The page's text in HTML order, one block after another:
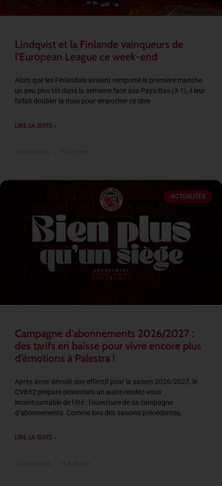
Lindqvist et la Finlande vainqueurs de
l’European League ce week-end
Alors que les Finlandais avaient remporté la première manche
un peu plus tôt dans la semaine face aux Pays-Bas (3-1), il leur
fallait doubler la mise pour empocher ce titre
LIRE LA SUITE »
ACTUALITÉS
Campagne d’abonnements 2026/2027 :
des tarifs en baisse pour vivre encore plus
d’émotions à Palestra !
Après avoir dévoilé son effectif pour la saison 2026/2027, le
CVB52 prépare désormais un autre rendez-vous
incontournable de l’été : l’ouverture de sa campagne
d’abonnements. Comme lors des saisons précédentes,
LIRE LA SUITE »